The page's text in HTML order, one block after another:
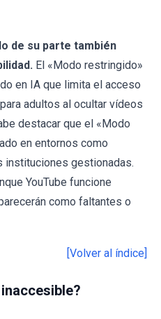
de su parte también
El «Modo restringido»
en IA que limita el acceso
adultos al ocultar vídeos
destacar que el «Modo
en entornos como
instituciones gestionadas.
YouTube funcione
como faltantes o
[Volver al índice]